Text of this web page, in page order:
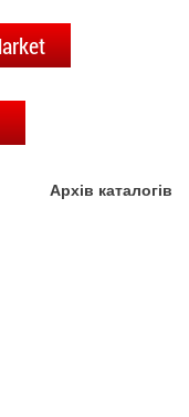
Архів каталогів